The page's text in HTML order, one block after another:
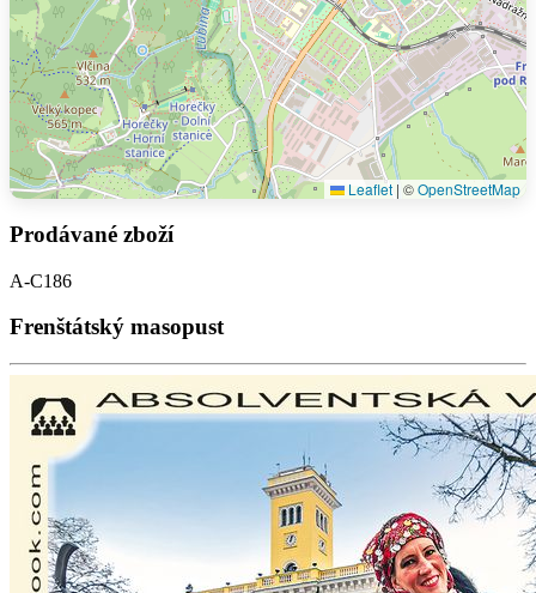
Leaflet | ©OpenStreetMap
Prodávané zboží
A-C186
Frenštátský masopust